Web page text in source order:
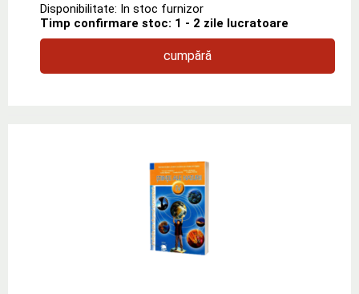
Disponibilitate: In stoc furnizor
Timp confirmare stoc: 1 - 2 zile lucratoare
cumpără